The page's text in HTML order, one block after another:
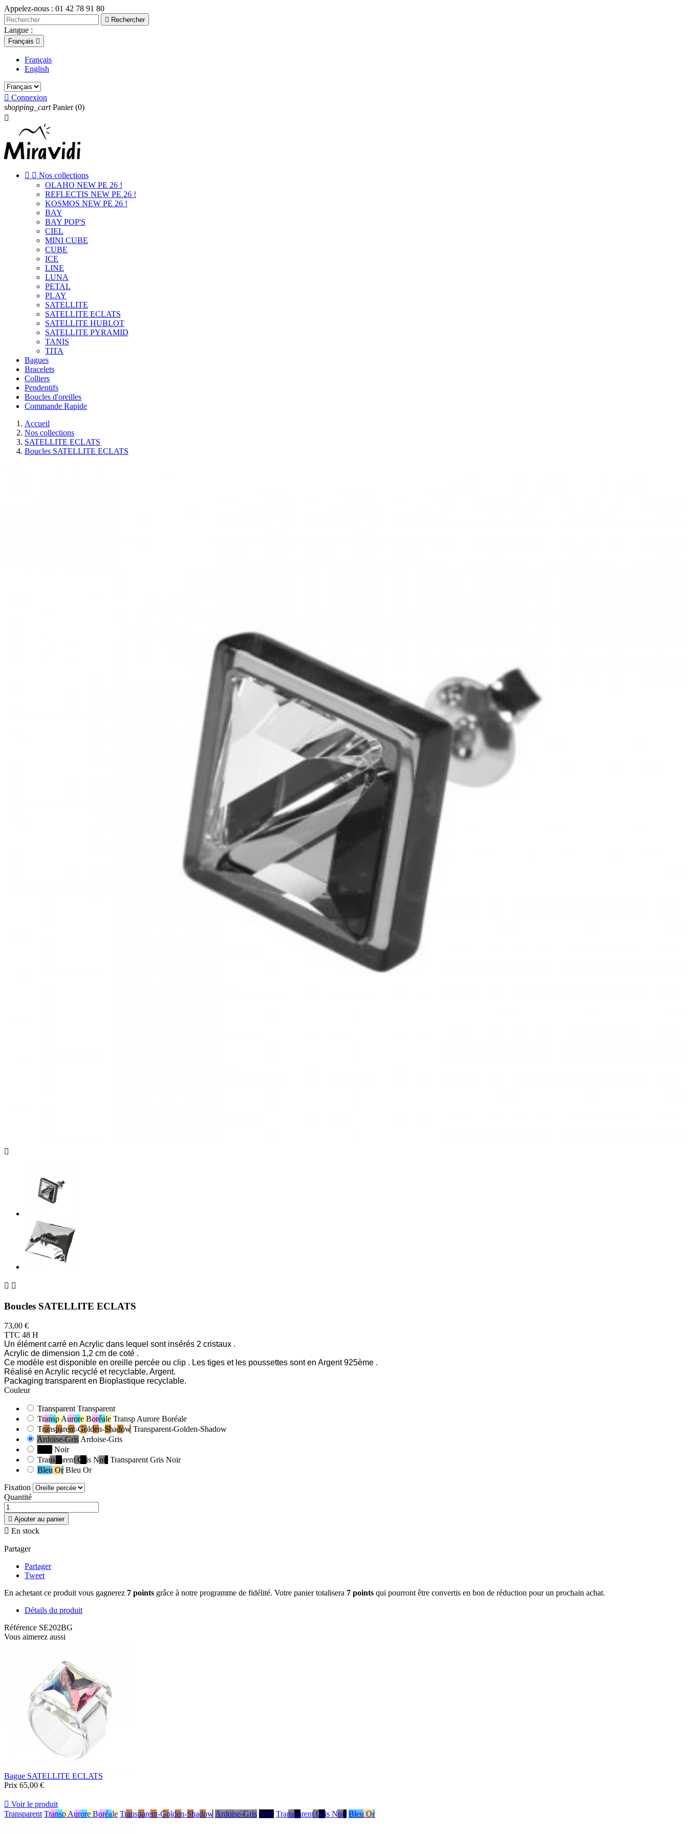
Appelez-nous : 01 42 78 91 80
 Rechercher
Langue :
Français 
Français
English
 Connexion
shopping_cart Panier (0)

  Nos collections
OLAHO NEW PE 26 !
REFLECTIS NEW PE 26 !
KOSMOS NEW PE 26 !
BAY
BAY POP'S
CIEL
MINI CUBE
CUBE
ICE
LINE
LUNA
PETAL
PLAY
SATELLITE
SATELLITE ECLATS
SATELLITE HUBLOT
SATELLITE PYRAMID
TANIS
TITA
Bagues
Bracelets
Colliers
Pendentifs
Boucles d'oreilles
Commande Rapide
Accueil
Nos collections
SATELLITE ECLATS
Boucles SATELLITE ECLATS

 
Boucles SATELLITE ECLATS
73,00 €
TTC 48 H
Un élément carré en Acrylic dans lequel sont insérés 2 cristaux .
Acrylic de dimension 1,2 cm de coté .
Ce modèle est disponible en oreille percée ou clip . Les tiges et les poussettes sont en Argent 925ème .
Réalisé en Acrylic recyclé et recyclable, Argent.
Packaging transparent en Bioplastique recyclable.
Couleur
Transparent Transparent
Transp Aurore Boréale Transp Aurore Boréale
Transparent-Golden-Shadow Transparent-Golden-Shadow
Ardoise-GrisArdoise-Gris
Noir
Transparent Gris Noir Transparent Gris Noir
Bleu Or Bleu Or
Fixation
Quantité
 Ajouter au panier
 En stock
Partager
Partager
Tweet
En achetant ce produit vous gagnerez 7 points grâce à notre programme de fidélité. Votre panier totalisera 7 points qui pourront être convertis en bon de réduction pour un prochain achat.
Détails du produit
Référence SE202BG
Vous aimerez aussi
Bague SATELLITE ECLATS
Prix 65,00 €
 Voir le produit
Transparent Transp Aurore Boréale Transparent-Golden-ShadowArdoise-Gris Noir Transparent Gris Noir Bleu Or